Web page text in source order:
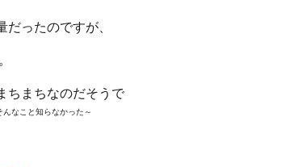
ったのですが、
ちまちなのだそうで
んなこと知らなかった～